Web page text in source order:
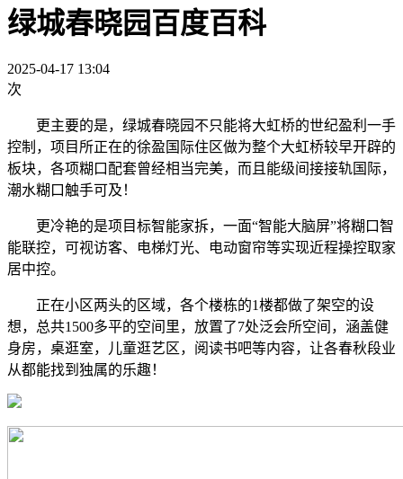
绿城春晓园百度百科
2025-04-17 13:04
次
更主要的是，绿城春晓园不只能将大虹桥的世纪盈利一手
控制，项目所正在的徐盈国际住区做为整个大虹桥较早开辟的
板块，各项糊口配套曾经相当完美，而且能级间接接轨国际，
潮水糊口触手可及！
更冷艳的是项目标智能家拆，一面“智能大脑屏”将糊口智
能联控，可视访客、电梯灯光、电动窗帘等实现近程操控取家
居中控。
正在小区两头的区域，各个楼栋的1楼都做了架空的设
想，总共1500多平的空间里，放置了7处泛会所空间，涵盖健
身房，桌逛室，儿童逛艺区，阅读书吧等内容，让各春秋段业
从都能找到独属的乐趣！